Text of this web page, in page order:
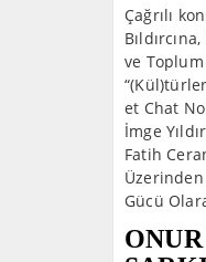
Çağrılı
ve
et Chat
İmge
Fatih
Gücü